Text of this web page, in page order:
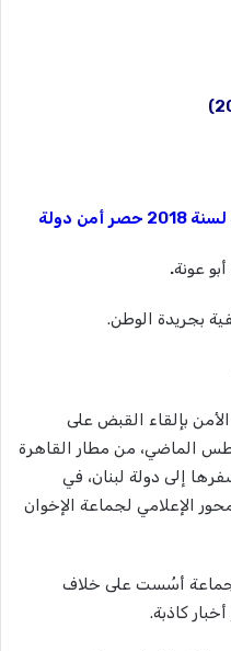
لسنة حصر أمن دولة
عونة.
بجريدة الوطن.
بإلقاء القبض على
الماضي، من مطار القاهرة
إلى دولة لبنان، في
الإعلامي لجماعة الإخوان
جماعة أسُست على خلاف
كاذبة.